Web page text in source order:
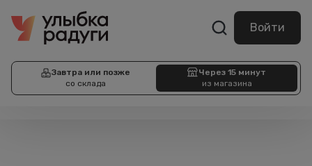
Войти
Завтра или позже
со склада
Через 15 минут
из магазина